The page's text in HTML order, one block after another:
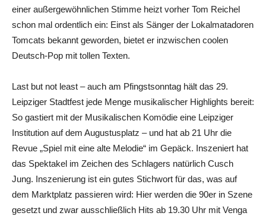
einer außergewöhnlichen Stimme heizt vorher Tom Reichel
schon mal ordentlich ein: Einst als Sänger der Lokalmatadoren
Tomcats bekannt geworden, bietet er inzwischen coolen
Deutsch-Pop mit tollen Texten.
Last but not least – auch am Pfingstsonntag hält das 29.
Leipziger Stadtfest jede Menge musikalischer Highlights bereit:
So gastiert mit der Musikalischen Komödie eine Leipziger
Institution auf dem Augustusplatz – und hat ab 21 Uhr die
Revue „Spiel mit eine alte Melodie“ im Gepäck. Inszeniert hat
das Spektakel im Zeichen des Schlagers natürlich Cusch
Jung. Inszenierung ist ein gutes Stichwort für das, was auf
dem Marktplatz passieren wird: Hier werden die 90er in Szene
gesetzt und zwar ausschließlich Hits ab 19.30 Uhr mit Venga